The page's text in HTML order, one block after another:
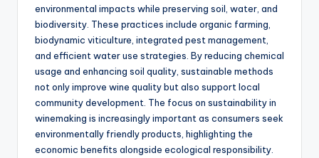
environmental impacts while preserving soil, water, and
biodiversity. These practices include organic farming,
biodynamic viticulture, integrated pest management,
and efficient water use strategies. By reducing chemical
usage and enhancing soil quality, sustainable methods
not only improve wine quality but also support local
community development. The focus on sustainability in
winemaking is increasingly important as consumers seek
environmentally friendly products, highlighting the
economic benefits alongside ecological responsibility.